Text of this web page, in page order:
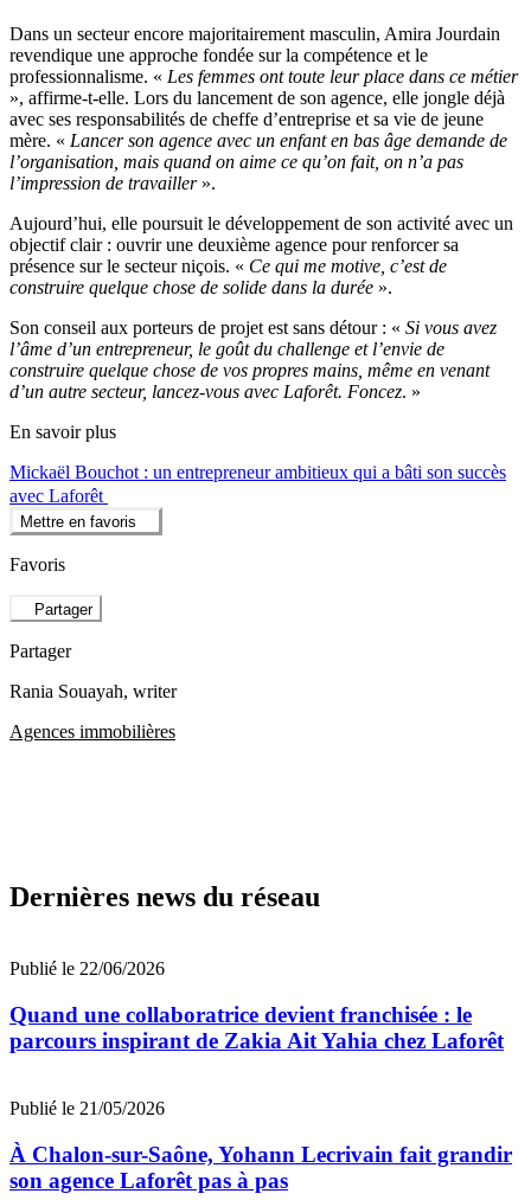
Dans un secteur encore majoritairement masculin, Amira Jourdain
revendique une approche fondée sur la compétence et le
professionnalisme. « Les femmes ont toute leur place dans ce métier
», affirme-t-elle. Lors du lancement de son agence, elle jongle déjà
avec ses responsabilités de cheffe d’entreprise et sa vie de jeune
mère. « Lancer son agence avec un enfant en bas âge demande de
l’organisation, mais quand on aime ce qu’on fait, on n’a pas
l’impression de travailler».
Aujourd’hui, elle poursuit le développement de son activité avec un
objectif clair : ouvrir une deuxième agence pour renforcer sa
présence sur le secteur niçois. « Ce qui me motive, c’est de
construire quelque chose de solide dans la durée ».
Son conseil aux porteurs de projet est sans détour : « Si vous avez
l’âme d’un entrepreneur, le goût du challenge et l’envie de
construire quelque chose de vos propres mains, même en venant
d’un autre secteur, lancez-vous avec Laforêt. Foncez. »
En savoir plus
Mickaël Bouchot : un entrepreneur ambitieux qui a bâti son succès
avec Laforêt
Mettre en favoris
Favoris
Partager
Partager
Rania Souayah, writer
Agences immobilières
Dernières news du réseau
Publié le 22/06/2026
Quand une collaboratrice devient franchisée : le
parcours inspirant de Zakia Ait Yahia chez Laforêt
Publié le 21/05/2026
À Chalon-sur-Saône, Yohann Lecrivain fait grandir
son agence Laforêt pas à pas